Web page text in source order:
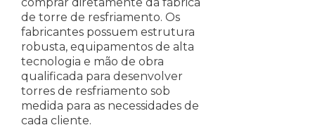
de torre de resfriamento. Os
fabricantes possuem estrutura
robusta, equipamentos de alta
tecnologia e mão de obra
qualificada para desenvolver
torres de resfriamento sob
medida para as necessidades de
cada cliente.